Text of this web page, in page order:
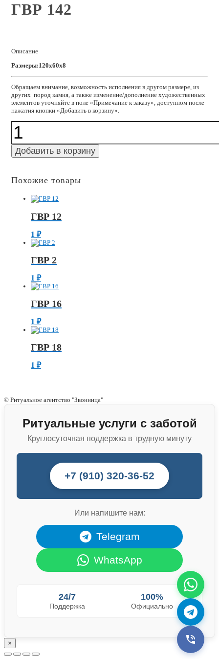
ГВР 142
Описание
Размеры:120x60x8
Обращаем внимание, возможность исполнения в другом размере, из
других пород камня, а также изменение/дополнение художественных
элементов уточняйте в поле «Примечание к заказу», доступном после
нажатия кнопки «Добавить в корзину».
Количество
ГВР
142
Добавить в корзину
Похожие товары
ГВР 12
1 ₽
ГВР 2
1 ₽
ГВР 16
1 ₽
ГВР 18
1 ₽
© Ритуальное агентство "Звонница"
Ритуальные услуги с заботой
Круглосуточная поддержка в трудную минуту
+7 (910) 320-36-52
Или напишите нам:
Telegram
WhatsApp
24/7
Поддержка
100%
Официально
×